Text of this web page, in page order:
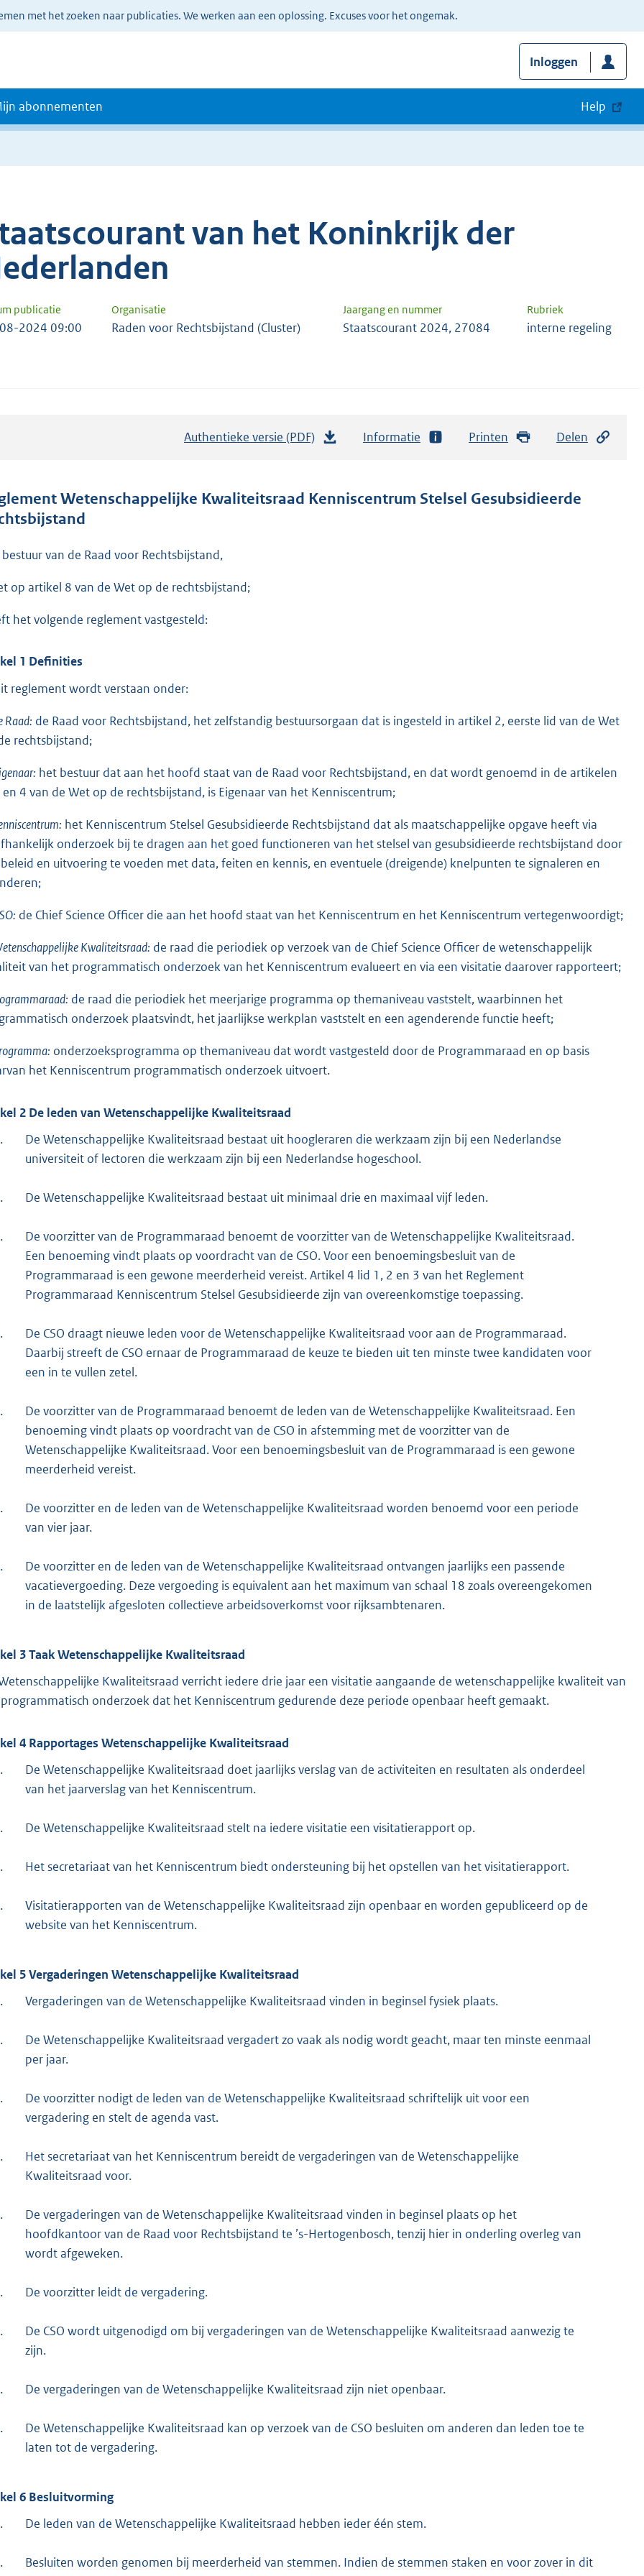
met het zoeken naar publicaties. We werken aan een oplossing. Excuses voor het ongemak.
Inloggen
abonnementen Help
van het Koninkrijk der
publicatie Organisatie Jaargang en nummer Rubriek
2024 09:00 Raden voor Rechtsbijstand (Cluster) Staatscourant 2024, 27084 interne regeling
Authentieke versie (PDF)
t
:
1
9
b
Informatie Printen Delen
Wetenschappelijke Kwaliteitsraad Kenniscentrum Stelsel Gesubsidieerde
van de Raad voor Rechtsbijstand,
op artikel 8 van de Wet op de rechtsbijstand;
het volgende reglement vastgesteld:
1 Definities
reglement wordt verstaan onder:
Raad: de Raad voor Rechtsbijstand, het zelfstandig bestuursorgaan dat is ingesteld in artikel 2, eerste lid van de Wet
rechtsbijstand;
het bestuur dat aan het hoofd staat van de Raad voor Rechtsbijstand, en dat wordt genoemd in de artikelen
en 4 van de Wet op de rechtsbijstand, is Eigenaar van het Kenniscentrum;
het Kenniscentrum Stelsel Gesubsidieerde Rechtsbijstand dat als maatschappelijke opgave heeft via
onderzoek bij te dragen aan het goed functioneren van het stelsel van gesubsidieerde rechtsbijstand door
en uitvoering te voeden met data, feiten en kennis, en eventuele (dreigende) knelpunten te signaleren en
de Chief Science Officer die aan het hoofd staat van het Kenniscentrum en het Kenniscentrum vertegenwoordigt;
Kwaliteitsraad: de raad die periodiek op verzoek van de Chief Science Officer de wetenschappelijk
van het programmatisch onderzoek van het Kenniscentrum evalueert en via een visitatie daarover rapporteert;
de raad die periodiek het meerjarige programma op themaniveau vaststelt, waarbinnen het
onderzoek plaatsvindt, het jaarlijkse werkplan vaststelt en een agenderende functie heeft;
onderzoeksprogramma op themaniveau dat wordt vastgesteld door de Programmaraad en op basis
het Kenniscentrum programmatisch onderzoek uitvoert.
2 De leden van Wetenschappelijke Kwaliteitsraad
De Wetenschappelijke Kwaliteitsraad bestaat uit hoogleraren die werkzaam zijn bij een Nederlandse
universiteit of lectoren die werkzaam zijn bij een Nederlandse hogeschool.
De Wetenschappelijke Kwaliteitsraad bestaat uit minimaal drie en maximaal vijf leden.
De voorzitter van de Programmaraad benoemt de voorzitter van de Wetenschappelijke Kwaliteitsraad.
Een benoeming vindt plaats op voordracht van de CSO. Voor een benoemingsbesluit van de
Programmaraad is een gewone meerderheid vereist. Artikel 4 lid 1, 2 en 3 van het Reglement
Programmaraad Kenniscentrum Stelsel Gesubsidieerde zijn van overeenkomstige toepassing.
De CSO draagt nieuwe leden voor de Wetenschappelijke Kwaliteitsraad voor aan de Programmaraad.
Daarbij streeft de CSO ernaar de Programmaraad de keuze te bieden uit ten minste twee kandidaten voor
een in te vullen zetel.
De voorzitter van de Programmaraad benoemt de leden van de Wetenschappelijke Kwaliteitsraad. Een
benoeming vindt plaats op voordracht van de CSO in afstemming met de voorzitter van de
Wetenschappelijke Kwaliteitsraad. Voor een benoemingsbesluit van de Programmaraad is een gewone
meerderheid vereist.
De voorzitter en de leden van de Wetenschappelijke Kwaliteitsraad worden benoemd voor een periode
van vier jaar.
De voorzitter en de leden van de Wetenschappelijke Kwaliteitsraad ontvangen jaarlijks een passende
vacatievergoeding. Deze vergoeding is equivalent aan het maximum van schaal 18 zoals overeengekomen
in de laatstelijk afgesloten collectieve arbeidsoverkomst voor rijksambtenaren.
3 Taak Wetenschappelijke Kwaliteitsraad
Kwaliteitsraad verricht iedere drie jaar een visitatie aangaande de wetenschappelijke kwaliteit van
onderzoek dat het Kenniscentrum gedurende deze periode openbaar heeft gemaakt.
4 Rapportages Wetenschappelijke Kwaliteitsraad
De Wetenschappelijke Kwaliteitsraad doet jaarlijks verslag van de activiteiten en resultaten als onderdeel
van het jaarverslag van het Kenniscentrum.
De Wetenschappelijke Kwaliteitsraad stelt na iedere visitatie een visitatierapport op.
Het secretariaat van het Kenniscentrum biedt ondersteuning bij het opstellen van het visitatierapport.
Visitatierapporten van de Wetenschappelijke Kwaliteitsraad zijn openbaar en worden gepubliceerd op de
website van het Kenniscentrum.
5 Vergaderingen Wetenschappelijke Kwaliteitsraad
Vergaderingen van de Wetenschappelijke Kwaliteitsraad vinden in beginsel fysiek plaats.
De Wetenschappelijke Kwaliteitsraad vergadert zo vaak als nodig wordt geacht, maar ten minste eenmaal
per jaar.
De voorzitter nodigt de leden van de Wetenschappelijke Kwaliteitsraad schriftelijk uit voor een
vergadering en stelt de agenda vast.
Het secretariaat van het Kenniscentrum bereidt de vergaderingen van de Wetenschappelijke
Kwaliteitsraad voor.
De vergaderingen van de Wetenschappelijke Kwaliteitsraad vinden in beginsel plaats op het
hoofdkantoor van de Raad voor Rechtsbijstand te ’s-Hertogenbosch, tenzij hier in onderling overleg van
wordt afgeweken.
De voorzitter leidt de vergadering.
De CSO wordt uitgenodigd om bij vergaderingen van de Wetenschappelijke Kwaliteitsraad aanwezig te
zijn.
De vergaderingen van de Wetenschappelijke Kwaliteitsraad zijn niet openbaar.
De Wetenschappelijke Kwaliteitsraad kan op verzoek van de CSO besluiten om anderen dan leden toe te
laten tot de vergadering.
6 Besluitvorming
De leden van de Wetenschappelijke Kwaliteitsraad hebben ieder één stem.
Besluiten worden genomen bij meerderheid van stemmen. Indien de stemmen staken en voor zover in dit